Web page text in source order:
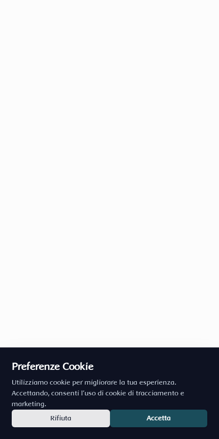
Preferenze Cookie
Utilizziamo cookie per migliorare la tua esperienza.
Accettando, consenti l'uso di cookie di tracciamento e
marketing.
Rifiuta
Accetta